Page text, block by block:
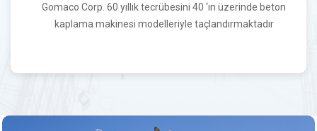
Gomaco Corp. 60 yıllık tecrübesini 40 ‘ın üzerinde beton
kaplama makinesi modelleriyle taçlandırmaktadır